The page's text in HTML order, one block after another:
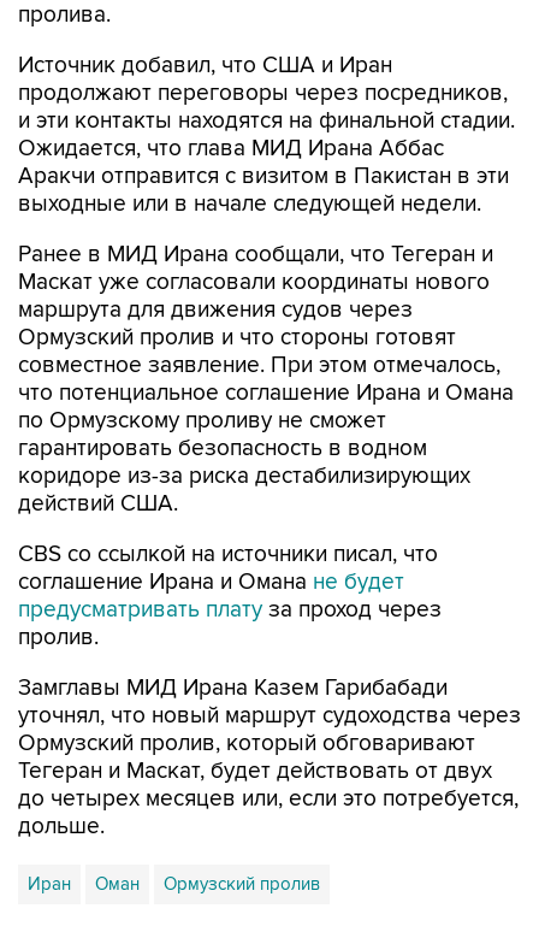
пролива.
Источник добавил, что США и Иран
продолжают переговоры через посредников,
и эти контакты находятся на финальной стадии.
Ожидается, что глава МИД Ирана Аббас
Аракчи отправится с визитом в Пакистан в эти
выходные или в начале следующей недели.
Ранее в МИД Ирана сообщали, что Тегеран и
Маскат уже согласовали координаты нового
маршрута для движения судов через
Ормузский пролив и что стороны готовят
совместное заявление. При этом отмечалось,
что потенциальное соглашение Ирана и Омана
по Ормузскому проливу не сможет
гарантировать безопасность в водном
коридоре из-за риска дестабилизирующих
действий США.
CBS со ссылкой на источники писал, что
соглашение Ирана и Омана не будет
предусматривать плату за проход через
пролив.
Замглавы МИД Ирана Казем Гарибабади
уточнял, что новый маршрут судоходства через
Ормузский пролив, который обговаривают
Тегеран и Маскат, будет действовать от двух
до четырех месяцев или, если это потребуется,
дольше.
Иран Оман Ормузский пролив